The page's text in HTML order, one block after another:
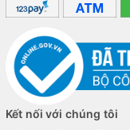
Kết nối với chúng tôi